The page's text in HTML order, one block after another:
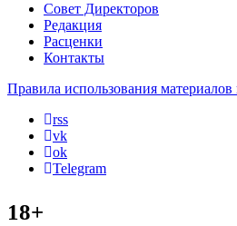
Совет Директоров
Редакция
Расценки
Контакты
Правила использования материалов
rss
vk
ok
Telegram
18+